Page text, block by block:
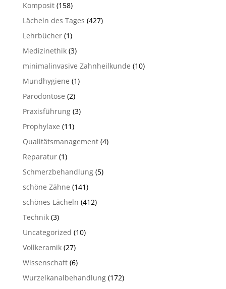
Komposit(158)
Lächeln des Tages (427)
Lehrbücher(1)
Medizinethik(3)
minimalinvasive Zahnheilkunde (10)
Mundhygiene (1)
Parodontose (2)
Praxisführung(3)
Prophylaxe (11)
Qualitätsmanagement(4)
Reparatur(1)
Schmerzbehandlung(5)
schöne Zähne (141)
schönes Lächeln (412)
Technik(3)
Uncategorized (10)
Vollkeramik(27)
Wissenschaft(6)
Wurzelkanalbehandlung(172)